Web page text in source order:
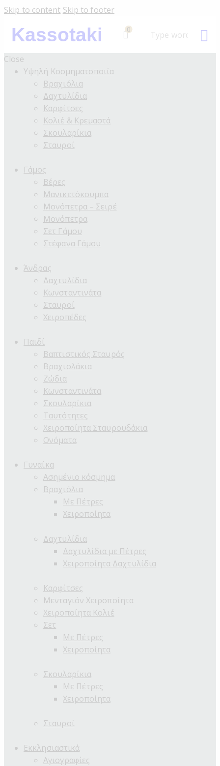
Skip to content Skip to footer
Kassotaki 0
Close
Υψηλή Κοσμηματοποιία
Βραχιόλια
Δαχτυλίδια
Καρφίτσες
Κολιέ & Κρεμαστά
Σκουλαρίκια
Σταυροί
Γάμος
Βέρες
Μανικετόκουμπα
Μονόπετρα – Σειρέ
Μονόπετρα
Σετ Γάμου
Στέφανα Γάμου
Άνδρας
Δαχτυλίδια
Κωνσταντινάτα
Σταυροί
Χειροπέδες
Παιδί
Βαπτιστικός Σταυρός
Βραχιολάκια
Ζώδια
Κωνσταντινάτα
Σκουλαρίκια
Ταυτότητες
Χειροποίητα Σταυρουδάκια
Ονόματα
Γυναίκα
Ασημένιο κόσμημα
Βραχιόλια
Με Πέτρες
Χειροποίητα
Δαχτυλίδια
Δαχτυλίδια με Πέτρες
Χειροποίητα Δαχτυλίδια
Καρφίτσες
Μενταγιόν Χειροποίητα
Χειροποίητα Κολιέ
Σετ
Με Πέτρες
Χειροποίητα
Σκουλαρίκια
Με Πέτρες
Χειροποίητα
Σταυροί
Εκκλησιαστικά
Αγιογραφίες